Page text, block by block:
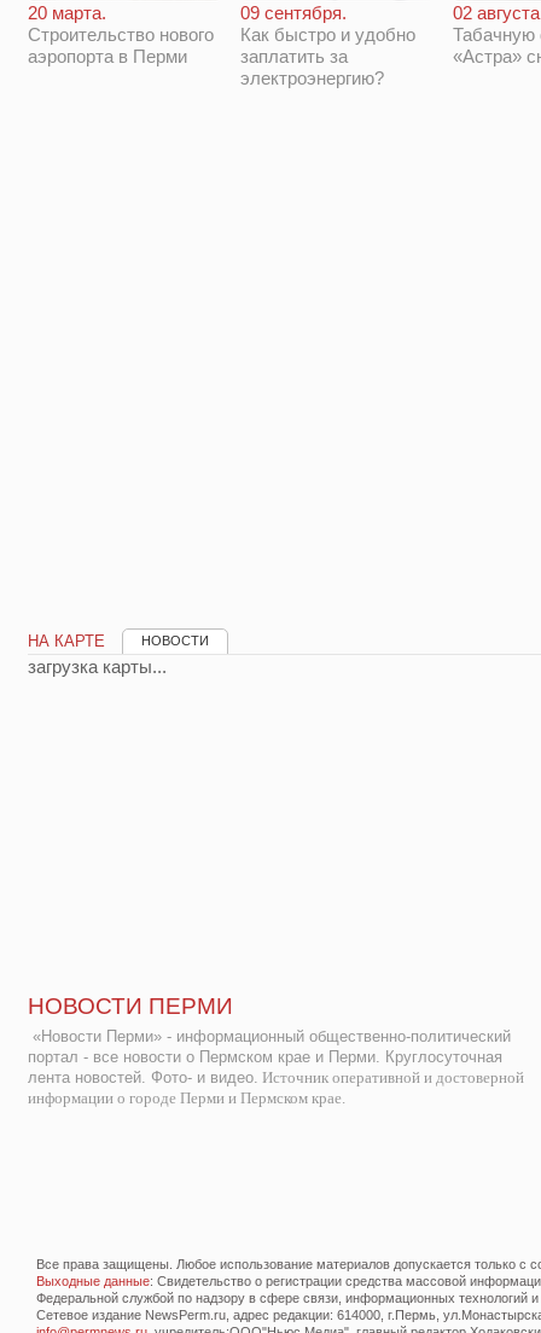
20 марта.
Строительство нового
аэропорта в Перми
09 сентября.
Как быстро и удобно
заплатить за
электроэнергию?
02
Табачную
«Астра»
НА КАРТЕ НОВОСТИ
загрузка карты...
НОВОСТИ ПЕРМИ
«Новости Перми» - информационный общественно-политический
портал - все новости о Пермском крае и Перми. Круглосуточная
лента новостей. Фото- и видео. Источник оперативной и достоверной
информации о городе Перми и Пермском крае.
Все права защищены. Любое использование материалов допускается только с
Выходные данные: Свидетельство о регистрации средства массовой
Федеральной службой по надзору в сфере связи, информационных технологий
Сетевое издание NewsPerm.ru, адрес редакции: 614000, г.Пермь,